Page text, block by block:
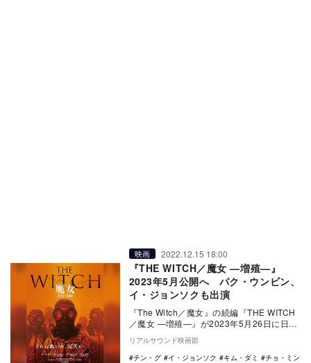
映画 2022.12.15 18:00
『THE WITCH／魔女 —増殖—』
2023年5月公開へ パク・ウンビン、
イ・ジョンソクも出演
『The Witch／魔女』の続編『THE WITCH
／魔女 —増殖—』が2023年5月26日に日本
公開されることが決定。あわせ…
リアルサウンド映画部
チン・グ
イ・ジョンソク キム・ダミ
チョ・ミン